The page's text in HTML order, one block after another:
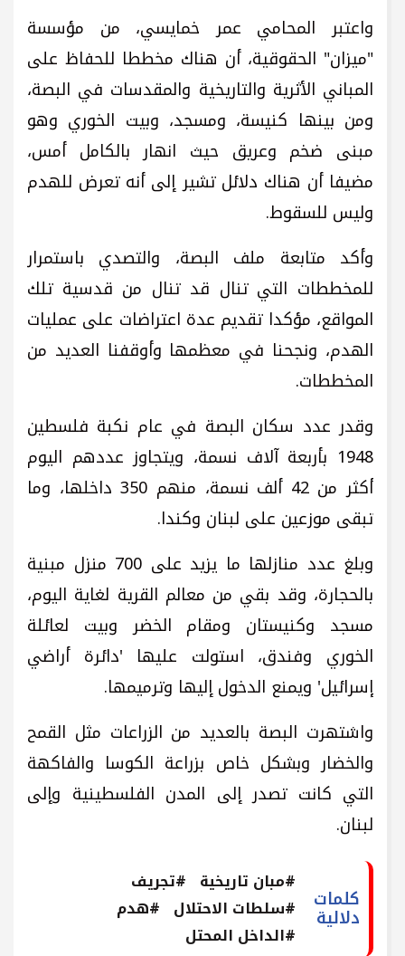
واعتبر المحامي عمر خمايسي، من مؤسسة
"ميزان" الحقوقية، أن هناك مخططا للحفاظ على
المباني الأثرية والتاريخية والمقدسات في البصة،
ومن بينها كنيسة، ومسجد، وبيت الخوري وهو
مبنى ضخم وعريق حيث انهار بالكامل أمس،
مضيفا أن هناك دلائل تشير إلى أنه تعرض للهدم
وليس للسقوط.
وأكد متابعة ملف البصة، والتصدي باستمرار
للمخططات التي تنال قد تنال من قدسية تلك
المواقع، مؤكدا تقديم عدة اعتراضات على عمليات
الهدم، ونجحنا في معظمها وأوقفنا العديد من
المخططات.
وقدر عدد سكان البصة في عام نكبة فلسطين
1948 بأربعة آلاف نسمة، ويتجاوز عددهم اليوم
أكثر من 42 ألف نسمة، منهم 350 داخلها، وما
تبقى موزعين على لبنان وكندا.
وبلغ عدد منازلها ما يزيد على 700 منزل مبنية
بالحجارة، وقد بقي من معالم القرية لغاية اليوم،
مسجد وكنيستان ومقام الخضر وبيت لعائلة
الخوري وفندق، استولت عليها 'دائرة أراضي
إسرائيل' ويمنع الدخول إليها وترميمها.
واشتهرت البصة بالعديد من الزراعات مثل القمح
والخضار وبشكل خاص بزراعة الكوسا والفاكهة
التي كانت تصدر إلى المدن الفلسطينية وإلى
لبنان.
كلمات
دلالية
#مبان تاريخية #تجريف
#سلطات الاحتلال #هدم
#الداخل المحتل